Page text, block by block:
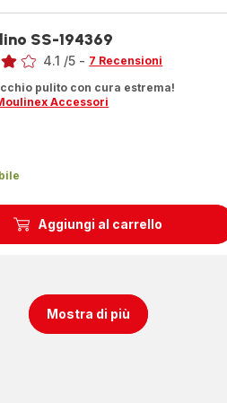
Aggiungi al carrello
SS-194369
4.1 /5 - 7 Recensioni
pulito con cura estrema!
Accessori
Mostra di più